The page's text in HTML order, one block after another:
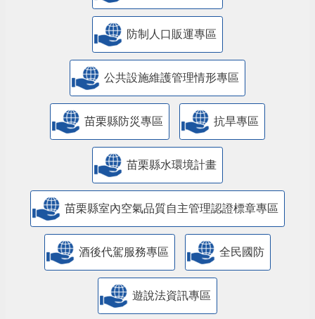
防制人口販運專區
​公共設施維護管理情形專區
苗栗縣防災專區 抗旱專區
苗栗縣水環境計畫
苗栗縣室內空氣品質自主管理認證標章專區
酒後代駕服務專區 全民國防
遊說法資訊專區